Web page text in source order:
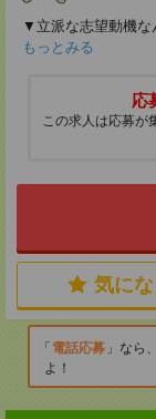
▼立派な志望動機
もっとみる
応
この求人は応募が
気にな
電話応募
なら
よ！